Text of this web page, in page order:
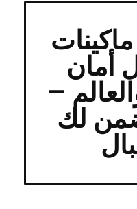
أمان
–
لك